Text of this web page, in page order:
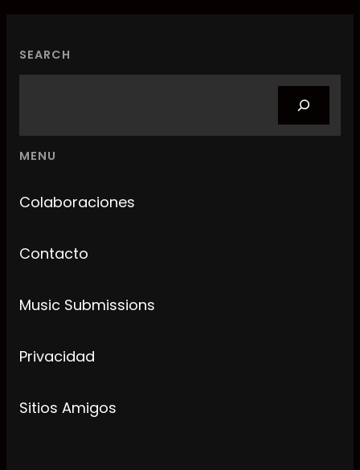
SEARCH
MENU
Colaboraciones
Contacto
Music Submissions
Privacidad
Sitios Amigos